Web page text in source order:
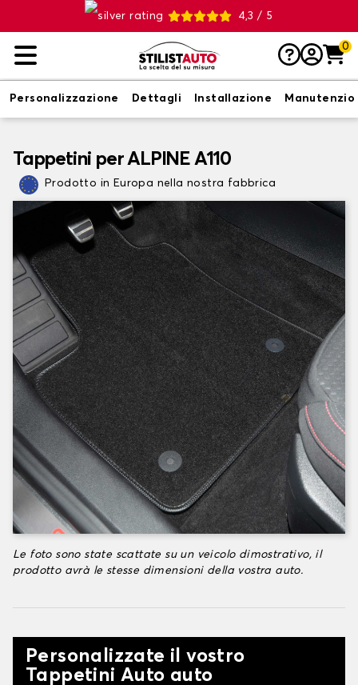
4,3 / 5
0
Personalizzazione Dettagli Installazione
Tappetini per ALPINE A110
Prodotto in Europa nella nostra fabbrica
Le foto sono state scattate su un veicolo dimostrativo, il
prodotto avrà le stesse dimensioni della vostra auto.
Personalizzate il vostro
Tappetini Auto auto